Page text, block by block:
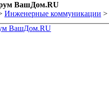
ВашДом.RU
Инженерные коммуникации >